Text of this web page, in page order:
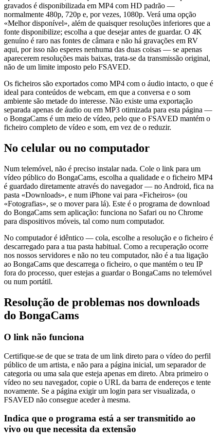
gravados é disponibilizada em MP4 com HD padrão —
normalmente 480p, 720p e, por vezes, 1080p. Verá uma opção
«Melhor disponível», além de quaisquer resoluções inferiores que a
fonte disponibilize; escolha a que desejar antes de guardar. O 4K
genuíno é raro nas fontes de câmara e não há gravações em RV
aqui, por isso não esperes nenhuma das duas coisas — se apenas
aparecerem resoluções mais baixas, trata-se da transmissão original,
não de um limite imposto pelo FSAVED.
Os ficheiros são exportados como MP4 com o áudio intacto, o que é
ideal para conteúdos de webcam, em que a conversa e o som
ambiente são metade do interesse. Não existe uma exportação
separada apenas de áudio ou em MP3 otimizada para esta página —
o BongaCams é um meio de vídeo, pelo que o FSAVED mantém o
ficheiro completo de vídeo e som, em vez de o reduzir.
No celular ou no computador
Num telemóvel, não é preciso instalar nada. Cole o link para um
vídeo público do BongaCams, escolha a qualidade e o ficheiro MP4
é guardado diretamente através do navegador — no Android, fica na
pasta «Downloads», e num iPhone vai para «Ficheiros» (ou
«Fotografias», se o mover para lá). Este é o programa de download
do BongaCams sem aplicação: funciona no Safari ou no Chrome
para dispositivos móveis, tal como num computador.
No computador é idêntico — cola, escolhe a resolução e o ficheiro é
descarregado para a tua pasta habitual. Como a recuperação ocorre
nos nossos servidores e não no teu computador, não é a tua ligação
ao BongaCams que descarrega o ficheiro, o que mantém o teu IP
fora do processo, quer estejas a guardar o BongaCams no telemóvel
ou num portátil.
Resolução de problemas nos downloads
do BongaCams
O link não funciona
Certifique-se de que se trata de um link direto para o vídeo do perfil
público de um artista, e não para a página inicial, um separador de
categoria ou uma sala que esteja apenas em direto. Abra primeiro o
vídeo no seu navegador, copie o URL da barra de endereços e tente
novamente. Se a página exigir um login para ser visualizada, o
FSAVED não consegue aceder à mesma.
Indica que o programa está a ser transmitido ao
vivo ou que necessita da extensão